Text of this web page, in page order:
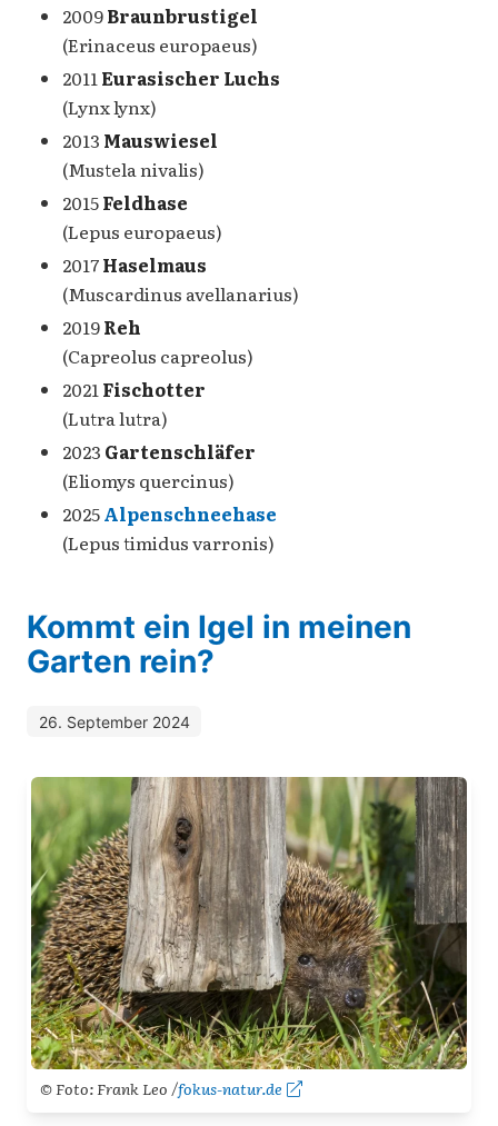
2009Braunbrustigel
(Erinaceus europaeus)
2011Eurasischer Luchs
(Lynx lynx)
2013 Mauswiesel
(Mustela nivalis)
2015Feldhase
(Lepus europaeus)
2017Haselmaus
(Muscardinus avellanarius)
2019Reh
(Capreolus capreolus)
2021Fischotter
(Lutra lutra)
2023 Gartenschläfer
(Eliomys quercinus)
2025Alpenschneehase
(Lepus timidus varronis)
Kommt ein Igel in meinen
Garten rein?
26. September 2024
© Foto: Frank Leo /fokus-natur.de